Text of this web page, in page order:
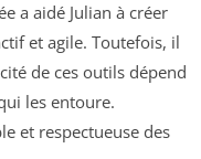
a aidé Julian à créer
et agile. Toutefois, il
de ces outils dépend
les entoure.
et respectueuse des